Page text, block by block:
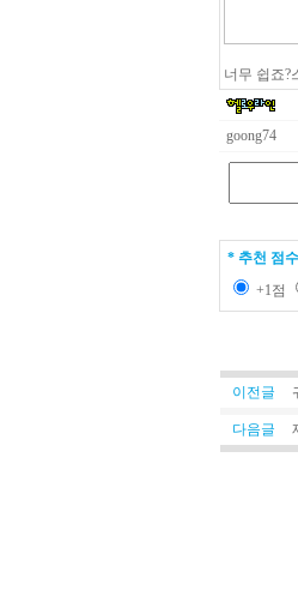
너무 쉽죠?
goong74
* 추천 점수
+1점
이전글
다음글